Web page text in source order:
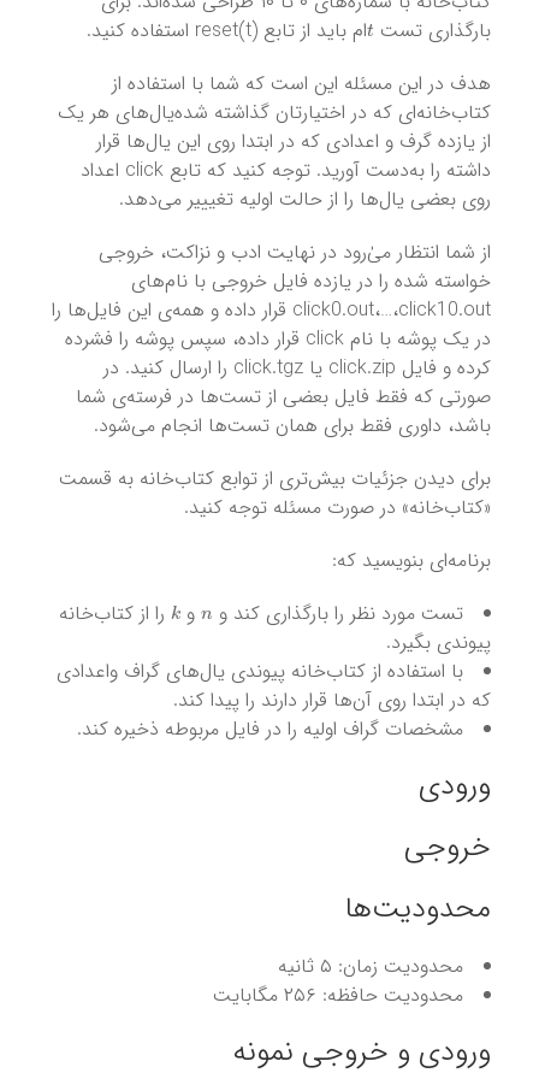
بارگذاری تست tام باید از تابع reset(t) استفاده کنید.
هدف در این مسئله این است که شما با استفاده از
کتاب‌خانه‌ای که در اختیارتان گذاشته شده‌یال‌های هر یک
از یازده گرف و اعدادی که در ابتدا روی این یال‌ها قرار
داشته را به‌دست آورید. توجه کنید که تابع click اعداد
روی بعضی یال‌ها را از حالت اولیه تغیییر می‌دهد.
از شما انتظار میٰ‌رود در نهایت ادب و نزاکت، خروجی
خواسته شده را در یازده فایل خروجی با نام‌های
click0.out،…،click10.out قرار داده و همه‌ی این فایل‌ها را
در یک پوشه با نام click‌ قرار داده، سپس پوشه را فشرده
کرده و فایل click.zip یا click.tgz را ارسال کنید. در
صورتی که فقط فایل بعضی از تست‌ها در فرسته‌ی شما
باشد، داوری فقط برای همان تست‌ها انجام می‌شود.
برای دیدن جزئیات بیش‌تری از توابع کتاب‌خانه به قسمت
«کتاب‌خانه» در صورت مسئله توجه کنید.
برنامه‌ای بنویسید که:
تست مورد نظر را بارگذاری کند و
و k را از کتاب‌خانه
پیوندی بگیرد.
با استفاده از کتاب‌خانه پیوندی یال‌های گراف واعدادی
که در ابتدا روی آن‌ها قرار دارند را پیدا کند.
مشخصات گراف اولیه را در فایل مربوطه ذخیره کند.
ورودی
خروجی
محدودیت‌ها
محدودیت زمان: ۵ ثانیه
محدودیت حافظه: ۲۵۶ مگابایت
ورودی و خروجی نمونه